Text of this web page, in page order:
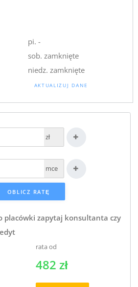
pi. -
sob. zamknięte
niedz. zamknięte
AKTUALIZUJ DANE
zł
mce
placówki zapytaj konsultanta czy
rata od
482 zł